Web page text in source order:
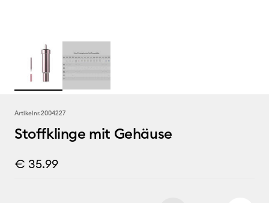
Artikelnr.2004227
Stoffklinge mit Gehäuse
€ 35.99